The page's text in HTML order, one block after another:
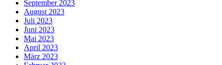
September 2023
August 2023
Juli 2023
Juni 2023
Mai 2023
April 2023
März 2023